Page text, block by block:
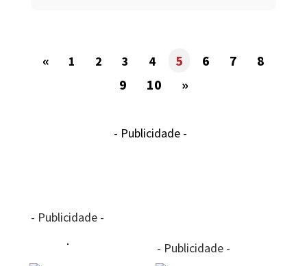
« 1 2 3 4 5 6 7
8
9
10 »
- Publicidade -
- Publicidade -
- Publicidade -